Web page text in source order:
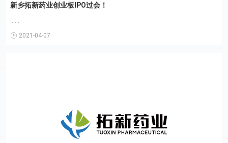
新乡拓新药业创业板IPO过会！
2021-04-07